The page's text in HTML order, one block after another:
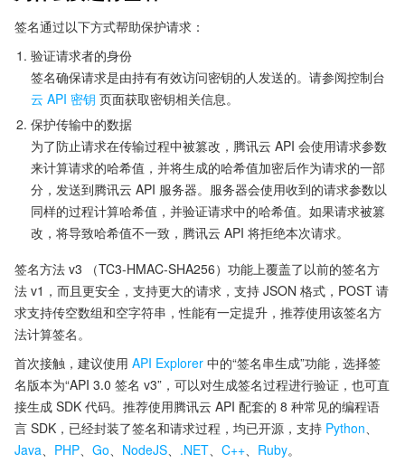
签名通过以下方式帮助保护请求：
验证请求者的身份
签名确保请求是由持有有效访问密钥的人发送的。请参阅控制台
云 API 密钥 页面获取密钥相关信息。
保护传输中的数据
为了防止请求在传输过程中被篡改，腾讯云 API 会使用请求参数
来计算请求的哈希值，并将生成的哈希值加密后作为请求的一部
分，发送到腾讯云 API 服务器。服务器会使用收到的请求参数以
同样的过程计算哈希值，并验证请求中的哈希值。如果请求被篡
改，将导致哈希值不一致，腾讯云 API 将拒绝本次请求。
签名方法 v3 （TC3-HMAC-SHA256）功能上覆盖了以前的签名方
法 v1，而且更安全，支持更大的请求，支持 JSON 格式，POST 请
求支持传空数组和空字符串，性能有一定提升，推荐使用该签名方
法计算签名。
首次接触，建议使用 API Explorer 中的“签名串生成”功能，选择签
名版本为“API 3.0 签名 v3”，可以对生成签名过程进行验证，也可直
接生成 SDK 代码。推荐使用腾讯云 API 配套的 8 种常见的编程语
言 SDK，已经封装了签名和请求过程，均已开源，支持 Python、
Java、 PHP、 Go、 NodeJS、 .NET、 C++、 Ruby。